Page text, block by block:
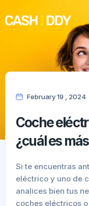
February 19 , 2024
Coche
¿cuál es
Si te encuentras
eléctrico y uno de
analices bien tus
coches eléctricos